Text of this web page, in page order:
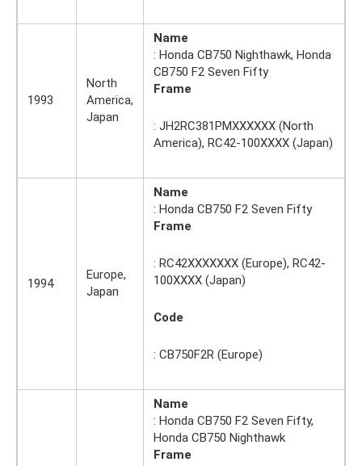
1993
North
America,
Japan
Name
: Honda CB750 Nighthawk, Honda
CB750 F2 Seven Fifty
Frame
: JH2RC381PMXXXXXX (North
America), RC42-100XXXX (Japan)
1994
Europe,
Japan
Name
: Honda CB750 F2 Seven Fifty
Frame
: RC42XXXXXXX (Europe), RC42-
100XXXX (Japan)
Code
: CB750F2R (Europe)
Name
: Honda CB750 F2 Seven Fifty,
Honda CB750 Nighthawk
Frame